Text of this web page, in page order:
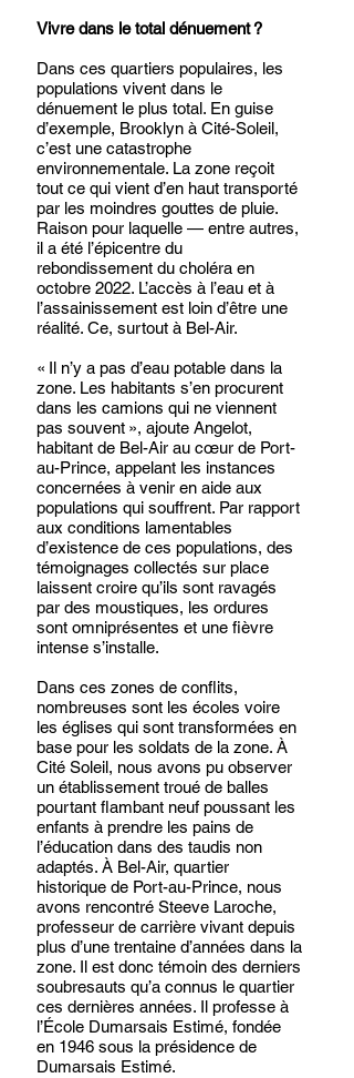
Vivre dans le total dénuement ?
Dans ces quartiers populaires, les
populations vivent dans le
dénuement le plus total. En guise
d’exemple, Brooklyn à Cité-Soleil,
c’est une catastrophe
environnementale. La zone reçoit
tout ce qui vient d’en haut transporté
par les moindres gouttes de pluie.
Raison pour laquelle — entre autres,
il a été l’épicentre du
rebondissement du choléra en
octobre 2022. L’accès à l’eau et à
l’assainissement est loin d’être une
réalité. Ce, surtout à Bel-Air.
« Il n’y a pas d’eau potable dans la
zone. Les habitants s’en procurent
dans les camions qui ne viennent
pas souvent », ajoute Angelot,
habitant de Bel-Air au cœur de Port-
au-Prince, appelant les instances
concernées à venir en aide aux
populations qui souffrent. Par rapport
aux conditions lamentables
d’existence de ces populations, des
témoignages collectés sur place
laissent croire qu’ils sont ravagés
par des moustiques, les ordures
sont omniprésentes et une fièvre
intense s’installe.
Dans ces zones de conflits,
nombreuses sont les écoles voire
les églises qui sont transformées en
base pour les soldats de la zone. À
Cité Soleil, nous avons pu observer
un établissement troué de balles
pourtant flambant neuf poussant les
enfants à prendre les pains de
l’éducation dans des taudis non
adaptés. À Bel-Air, quartier
historique de Port-au-Prince, nous
avons rencontré Steeve Laroche,
professeur de carrière vivant depuis
plus d’une trentaine d’années dans la
zone. Il est donc témoin des derniers
soubresauts qu’a connus le quartier
ces dernières années. Il professe à
l’École Dumarsais Estimé, fondée
en 1946 sous la présidence de
Dumarsais Estimé.